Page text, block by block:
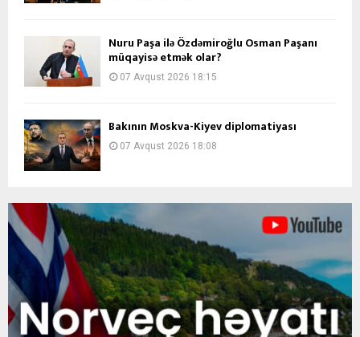
Nuru Paşa ilə Özdəmiroğlu Osman Paşanı
müqayisə etmək olar?
07 Avqust 2026 18:15
Bakının Moskva-Kiyev diplomatiyası
07 Avqust 2026 18:08